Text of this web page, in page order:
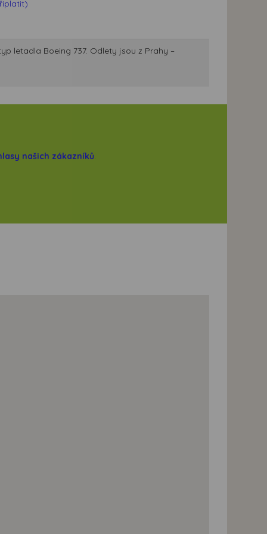
letadla Boeing 737. Odlety jsou z Prahy –
našich zákazníků.